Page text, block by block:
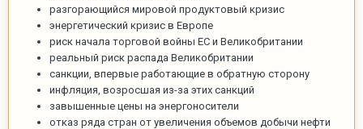
разгорающийся мировой продуктовый кризис
энергетический кризис в Европе
риск начала торговой войны ЕС и Великобритании
реальный риск распада Великобритании
санкции, впервые работающие в обратную сторону
инфляция, возросшая из-за этих санкций
завышенные цены на энергоносители
отказ ряда стран от увеличения объемов добычи нефти